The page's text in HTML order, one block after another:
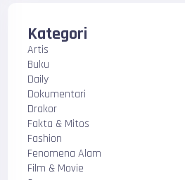
Kategori
Artis
Buku
Daily
Dokumentari
Drakor
Fakta & Mitos
Fashion
Fenomena Alam
Film & Movie